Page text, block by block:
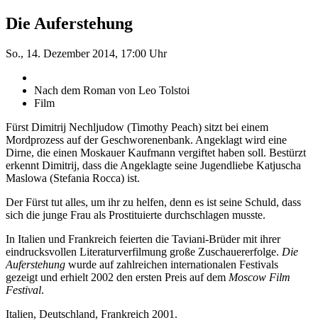
Die Auferstehung
So., 14. Dezember 2014, 17:00 Uhr
Nach dem Roman von Leo Tolstoi
Film
Fürst Dimitrij Nechljudow (Timothy Peach) sitzt bei einem
Mordprozess auf der Geschworenenbank. Angeklagt wird eine
Dirne, die einen Moskauer Kaufmann vergiftet haben soll. Bestürzt
erkennt Dimitrij, dass die Angeklagte seine Jugendliebe Katjuscha
Maslowa (Stefania Rocca) ist.
Der Fürst tut alles, um ihr zu helfen, denn es ist seine Schuld, dass
sich die junge Frau als Prostituierte durchschlagen musste.
In Italien und Frankreich feierten die Taviani-Brüder mit ihrer
eindrucksvollen Literaturverfilmung große Zuschauererfolge. Die
Auferstehung wurde auf zahlreichen internationalen Festivals
gezeigt und erhielt 2002 den ersten Preis auf dem Moscow Film
Festival.
Italien, Deutschland, Frankreich 2001.